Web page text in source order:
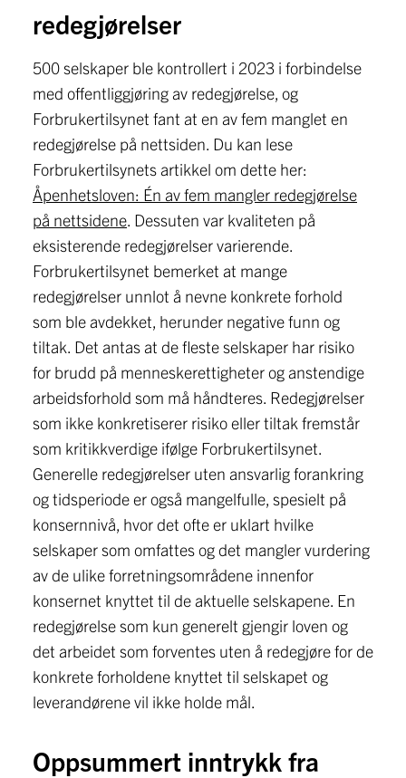
redegjørelser
500 selskaper ble kontrollert i 2023 i forbindelse
med offentliggjøring av redegjørelse, og
Forbrukertilsynet fant at en av fem manglet en
redegjørelse på nettsiden. Du kan lese
Forbrukertilsynets artikkel om dette her:
Åpenhetsloven: Én av fem mangler redegjørelse
på nettsidene. Dessuten var kvaliteten på
eksisterende redegjørelser varierende.
Forbrukertilsynet bemerket at mange
redegjørelser unnlot å nevne konkrete forhold
som ble avdekket, herunder negative funn og
tiltak. Det antas at de fleste selskaper har risiko
for brudd på menneskerettigheter og anstendige
arbeidsforhold som må håndteres. Redegjørelser
som ikke konkretiserer risiko eller tiltak fremstår
som kritikkverdige ifølge Forbrukertilsynet.
Generelle redegjørelser uten ansvarlig forankring
og tidsperiode er også mangelfulle, spesielt på
konsernnivå, hvor det ofte er uklart hvilke
selskaper som omfattes og det mangler vurdering
av de ulike forretningsområdene innenfor
konsernet knyttet til de aktuelle selskapene. En
redegjørelse som kun generelt gjengir loven og
det arbeidet som forventes uten å redegjøre for de
konkrete forholdene knyttet til selskapet og
leverandørene vil ikke holde mål.
Oppsummert inntrykk fra